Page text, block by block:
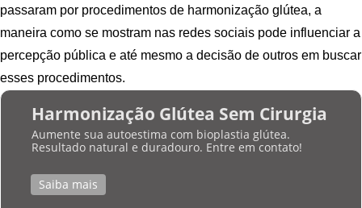
passaram por procedimentos de harmonização glútea, a
maneira como se mostram nas redes sociais pode influenciar a
percepção pública e até mesmo a decisão de outros em buscar
esses procedimentos.
Harmonização Glútea Sem Cirurgia
Aumente sua autoestima com bioplastia glútea.
Resultado natural e duradouro. Entre em contato!
Saiba mais